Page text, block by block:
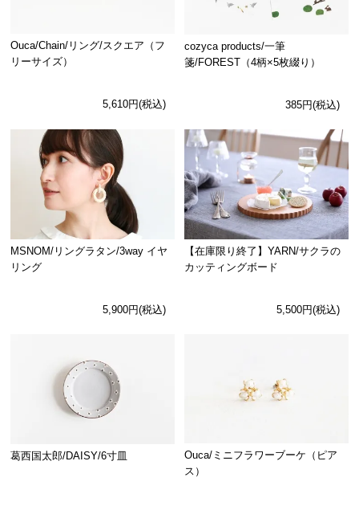
Ouca/Chain/リング/スクエア（フ
リーサイズ）
5,610円(税込)
cozyca products/一筆
箋/FOREST（4柄×5枚綴り）
385円(税込)
MSNOM/リングラタン/3way イヤ
リング
5,900円(税込)
【在庫限り終了】YARN/サクラの
カッティングボード
5,500円(税込)
葛西国太郎/DAISY/6寸皿
Ouca/ミニフラワーブーケ（ピア
ス）